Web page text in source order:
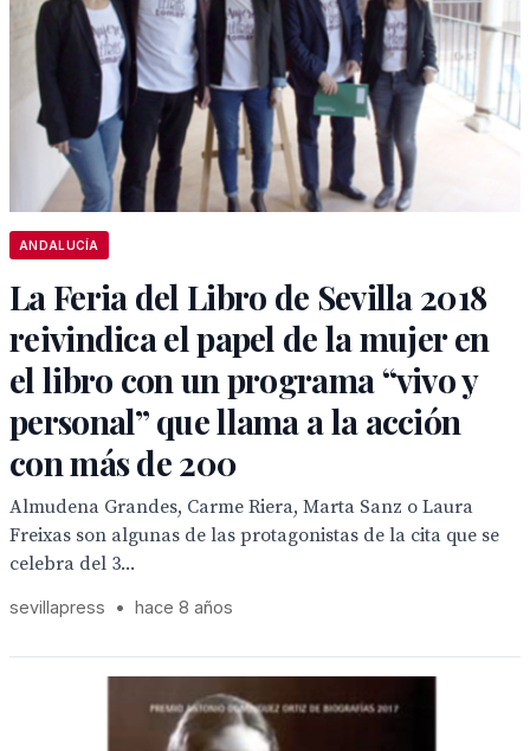
ANDALUCÍA
La Feria del Libro de Sevilla 2018
reivindica el papel de la mujer en
el libro con un programa “vivo y
personal” que llama a la acción
con más de 200
Almudena Grandes, Carme Riera, Marta Sanz o Laura
Freixas son algunas de las protagonistas de la cita que se
celebra del 3...
sevillapress • hace 8 años